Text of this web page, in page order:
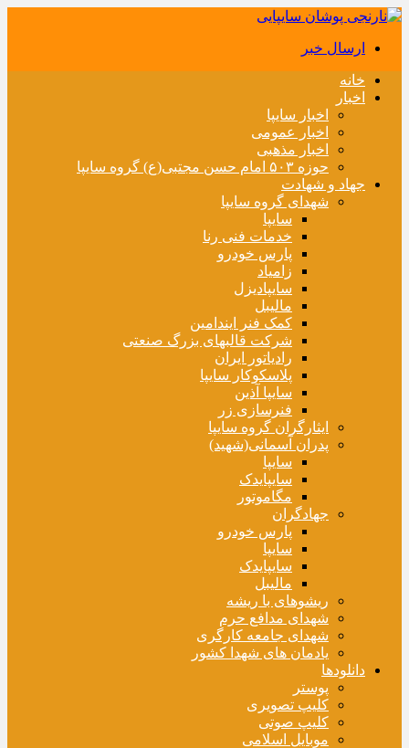
ارسال خبر
خانه
اخبار
اخبار سایپا
اخبار عمومی
اخبار مذهبی
حوزه ۵۰۳ امام حسن مجتبی(ع) گروه سایپا
جهاد و شهادت
شهدای گروه سایپا
سایپا
خدمات فنی رنا
پارس خودرو
زامیاد
سایپادیزل
مالیبل
کمک فنر ایندامین
شرکت قالبهای بزرگ صنعتی
رادیاتور ایران
پلاسکوکار سایپا
سایپا آذین
فنرسازی زر
ایثارگران گروه سایپا
پدران آسمانی(شهید)
سایپا
سایپایدک
مگاموتور
جهادگران
پارس خودرو
سایپا
سایپایدک
مالیبل
ریشوهای با ریشه
شهدای مدافع حرم
شهدای جامعه کارگری
یادمان های شهدا کشور
دانلودها
پوستر
کلیپ تصویری
کلیپ صوتی
موبایل اسلامی